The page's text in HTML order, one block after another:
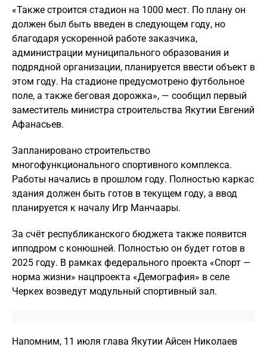
«Также строится стадион на 1000 мест. По плану он
должен был быть введен в следующем году, но
благодаря ускоренной работе заказчика,
администрации муниципального образования и
подрядной организации, планируется ввести объект в
этом году. На стадионе предусмотрено футбольное
поле, а также беговая дорожка», — сообщил первый
заместитель министра строительства Якутии Евгений
Афанасьев.
Запланировано строительство
многофункционального спортивного комплекса.
Работы начались в прошлом году. Полностью каркас
здания должен быть готов в текущем году, а ввод
планируется к началу Игр Манчаары.
За счёт республиканского бюджета также появится
ипподром с конюшней. Полностью он будет готов в
2025 году. В рамках федерального проекта «Спорт —
норма жизни» нацпроекта «Демография» в селе
Черкех возведут модульный спортивный зал.
Напомним, 11 июля глава Якутии Айсен Николаев